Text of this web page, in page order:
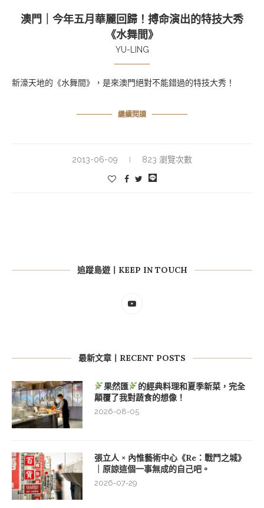
澳門｜今年五月華麗回歸！搏命演出的特技大秀
《水舞間》
YU-LING
新濠天地的《水舞間》，是來澳門絕對不能錯過的特技大秀！
繼續閱讀
2013-06-09 823 瀏覽次數
追蹤島遊丨KEEP IN TOUCH
最新文章丨RECENT POSTS
果然匯
的經典料理和夏季新菜，完全
顛覆了我對蔬食的想像！
2026-08-05
張立人 × 內惟藝術中心《Re：戰鬥之城》
｜原諒這個一事無成的自己吧。
2026-07-29